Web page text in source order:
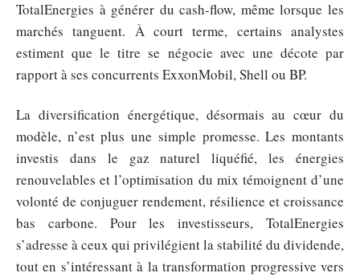
TotalEnergies à générer du cash-flow, même lorsque les
marchés tanguent. À court terme, certains analystes
estiment que le titre se négocie avec une décote par
rapport à ses concurrents ExxonMobil, Shell ou BP.
La diversification énergétique, désormais au cœur du
modèle, n’est plus une simple promesse. Les montants
investis dans le gaz naturel liquéfié, les énergies
renouvelables et l’optimisation du mix témoignent d’une
volonté de conjuguer rendement, résilience et croissance
bas carbone. Pour les investisseurs, TotalEnergies
s’adresse à ceux qui privilégient la stabilité du dividende,
tout en s’intéressant à la transformation progressive vers